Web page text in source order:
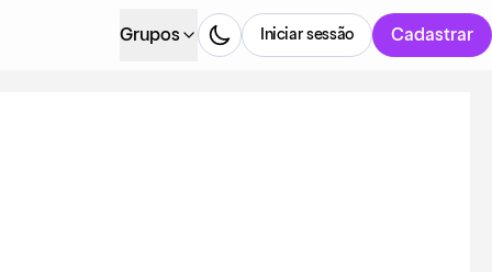
Grupos Cadastrar
Iniciar sessão